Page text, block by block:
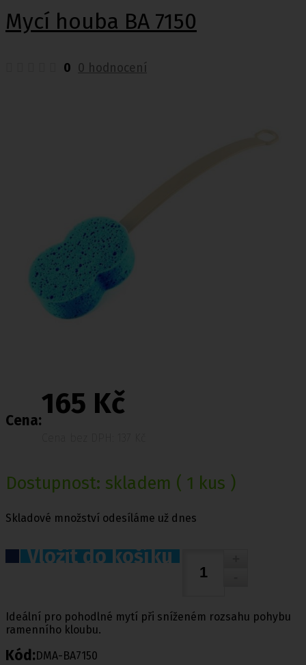
Mycí houba BA 7150
0 0 hodnocení
Cena:
165 Kč
Dostupnost: skladem ( 1 kus )
Skladové množství odesíláme už dnes
Vložit do košíku
Ideální pro pohodlné mytí při sníženém rozsahu pohybu
ramenního kloubu.
Kód:DMA-BA7150